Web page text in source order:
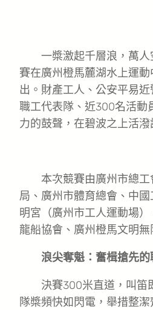
一槳激起千層浪，萬
賽在廣州橙馬麓湖水上運動
出。財產工人、公安平易
職工代表隊、近300名活動
力的鼓聲，在碧波之上活
本次競賽由廣州市總
局、廣州市體育總會、中
明宮（廣州市工人運動場
龍船協會、廣州橙馬文明無
浪尖奪魁：奮楫搶先
決賽300米直道，叫笛
隊槳頻快如閃電，舉措整